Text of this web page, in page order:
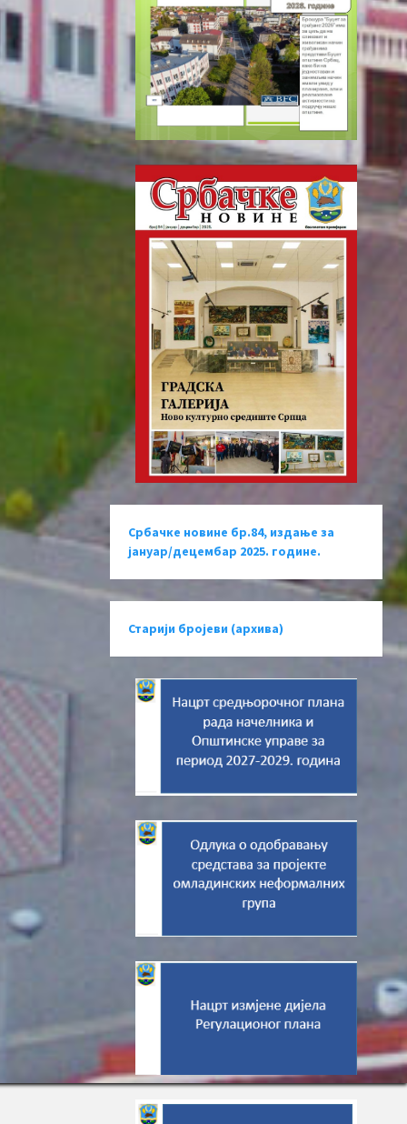
Србачке новине бр.84, издање за
јануар/децембар 2025. године.
Старији бројеви (архива)